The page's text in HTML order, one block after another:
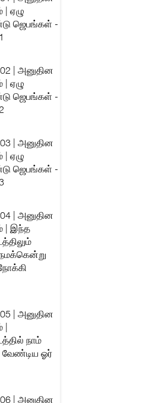
| ஏழு
ஜெபங்கள் -
| அனுதின
| ஏழு
ஜெபங்கள் -
| அனுதின
| ஏழு
ஜெபங்கள் -
| அனுதின
| இந்த
| அனுதின
நாம்
வேண்டிய ஓர்
| அனுதின